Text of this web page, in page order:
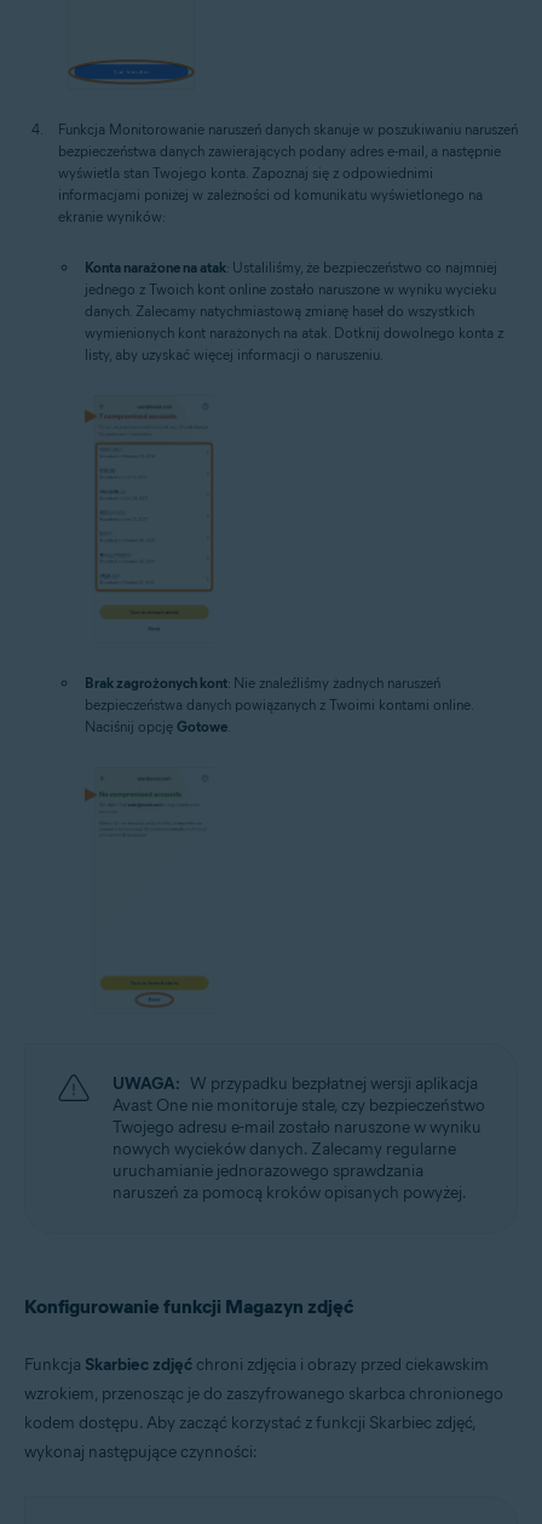
Funkcja Monitorowanie naruszeń danych skanuje w poszukiwaniu naruszeń
bezpieczeństwa danych zawierających podany adres e-mail, a następnie
wyświetla stan Twojego konta. Zapoznaj się z odpowiednimi
informacjami poniżej w zależności od komunikatu wyświetlonego na
ekranie wyników:
Konta narażone na atak: Ustaliliśmy, że bezpieczeństwo co najmniej
jednego z Twoich kont online zostało naruszone w wyniku wycieku
danych. Zalecamy natychmiastową zmianę haseł do wszystkich
wymienionych kont narażonych na atak. Dotknij dowolnego konta z
listy, aby uzyskać więcej informacji o naruszeniu.
Brak zagrożonych kont: Nie znaleźliśmy żadnych naruszeń
bezpieczeństwa danych powiązanych z Twoimi kontami online.
Naciśnij opcję Gotowe.
UWAGA: W przypadku bezpłatnej wersji aplikacja
Avast One nie monitoruje stale, czy bezpieczeństwo
Twojego adresu e-mail zostało naruszone w wyniku
nowych wycieków danych. Zalecamy regularne
uruchamianie jednorazowego sprawdzania
naruszeń za pomocą kroków opisanych powyżej.
Konfigurowanie funkcji Magazyn zdjęć
Funkcja Skarbiec zdjęć chroni zdjęcia i obrazy przed ciekawskim
wzrokiem, przenosząc je do zaszyfrowanego skarbca chronionego
kodem dostępu. Aby zacząć korzystać z funkcji Skarbiec zdjęć,
wykonaj następujące czynności: